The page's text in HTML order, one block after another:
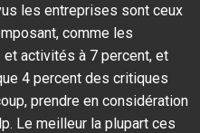
les entreprises sont ceux
comme les
et activités à 7 percent, et
4 percent des critiques
prendre en considération
Le meilleur la plupart ces